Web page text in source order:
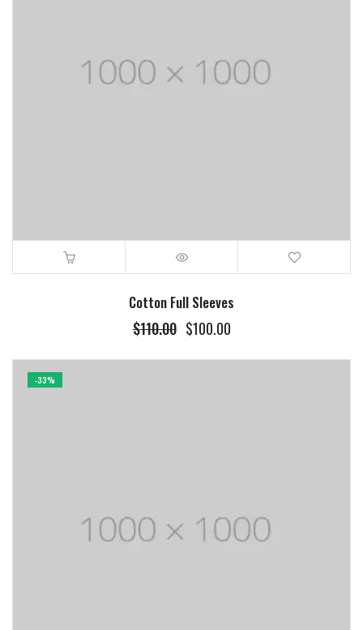
Cotton Full Sleeves
$110.00 $100.00
-33%